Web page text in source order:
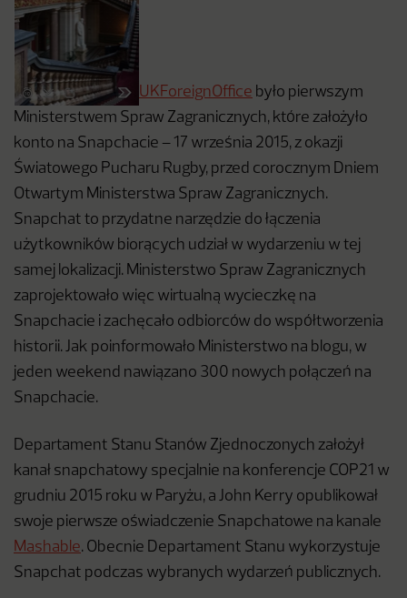
UKForeignOffice było pierwszym
Ministerstwem Spraw Zagranicznych, które założyło
konto na Snapchacie – 17 września 2015, z okazji
Światowego Pucharu Rugby, przed corocznym Dniem
Otwartym Ministerstwa Spraw Zagranicznych.
Snapchat to przydatne narzędzie do łączenia
użytkowników biorących udział w wydarzeniu w tej
samej lokalizacji. Ministerstwo Spraw Zagranicznych
zaprojektowało więc wirtualną wycieczkę na
Snapchacie i zachęcało odbiorców do współtworzenia
historii. Jak poinformowało Ministerstwo na blogu, w
jeden weekend nawiązano 300 nowych połączeń na
Snapchacie.
Departament Stanu Stanów Zjednoczonych założył
kanał snapchatowy specjalnie na konferencje COP21 w
grudniu 2015 roku w Paryżu, a John Kerry opublikował
swoje pierwsze oświadczenie Snapchatowe na kanale
Mashable. Obecnie Departament Stanu wykorzystuje
Snapchat podczas wybranych wydarzeń publicznych.